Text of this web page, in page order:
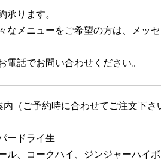
承ります。
なメニューをご希望の方は、メッ
電話でお問い合わせください。
（ご予約時に合わせてご注文下さ
ードライ生
ル、コークハイ、ジンジャーハイ